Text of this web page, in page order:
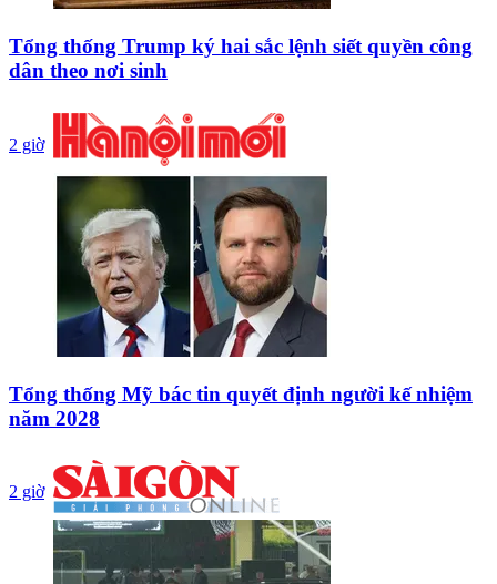
Tổng thống Trump ký hai sắc lệnh siết quyền công
dân theo nơi sinh
2 giờ
Tổng thống Mỹ bác tin quyết định người kế nhiệm
năm 2028
2 giờ